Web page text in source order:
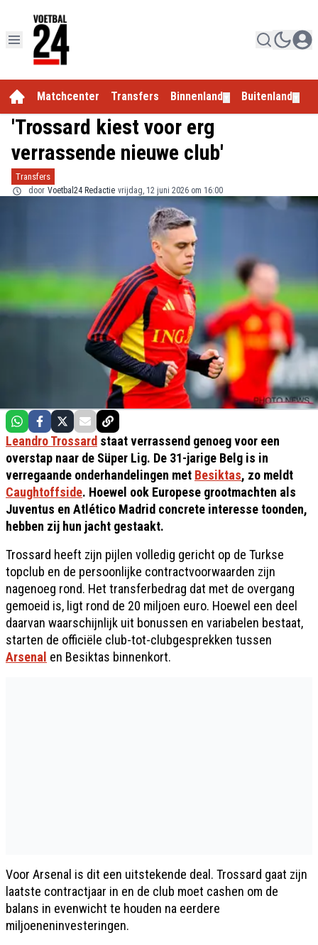
Matchcenter Transfers Binnenland Buitenland
'Trossard kiest voor erg
verrassende nieuwe club'
Transfers
door Voetbal24 Redactie vrijdag, 12 juni 2026 om 16:00
Leandro Trossard staat verrassend genoeg voor een
overstap naar de Süper Lig. De 31-jarige Belg is in
verregaande onderhandelingen met Besiktas, zo meldt
Caughtoffside. Hoewel ook Europese grootmachten als
Juventus en Atlético Madrid concrete interesse toonden,
hebben zij hun jacht gestaakt.
Trossard heeft zijn pijlen volledig gericht op de Turkse
topclub en de persoonlijke contractvoorwaarden zijn
nagenoeg rond. Het transferbedrag dat met de overgang
gemoeid is, ligt rond de 20 miljoen euro. Hoewel een deel
daarvan waarschijnlijk uit bonussen en variabelen bestaat,
starten de officiële club-tot-clubgesprekken tussen
Arsenal en Besiktas binnenkort.
Voor Arsenal is dit een uitstekende deal. Trossard gaat zijn
laatste contractjaar in en de club moet cashen om de
balans in evenwicht te houden na eerdere
miljoeneninvesteringen.